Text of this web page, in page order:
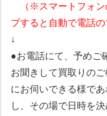
（※スマートフォ
プすると自動で電話
↓
●お電話にて、予めご
お聞きして買取りの
にお伺いできる様で
し、その場で日時を決